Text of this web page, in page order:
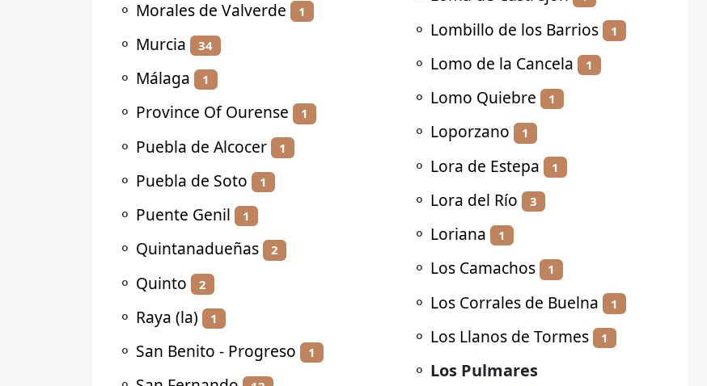
⚬ Morales de Valverde 1
⚬ Murcia 34
⚬ Málaga 1
⚬ Province Of Ourense 1
⚬ Puebla de Alcocer 1
⚬ Puebla de Soto 1
⚬ Puente Genil 1
⚬ Quintanadueñas 2
⚬ Quinto 2
⚬ Raya (la) 1
⚬ San Benito - Progreso 1
⚬ Lombillo de los Barrios 1
⚬ Lomo de la Cancela 1
⚬ Lomo Quiebre 1
⚬ Loporzano 1
⚬ Lora de Estepa 1
⚬ Lora del Río 3
⚬ Loriana 1
⚬ Los Camachos 1
⚬ Los Corrales de Buelna 1
⚬ Los Llanos de Tormes 1
⚬ Los Pulmares